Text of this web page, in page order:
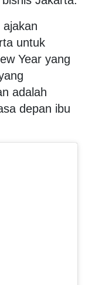
ajakan
untuk
Year yang
adalah
depan ibu